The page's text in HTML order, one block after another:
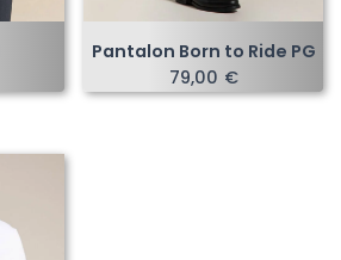
Pantalon Born to Ride PG
79,00 €